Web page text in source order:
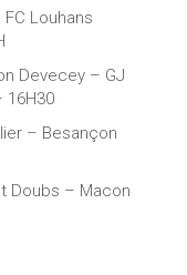
Louhans
Devecey – GJ
16H30
– Besançon
Doubs – Macon